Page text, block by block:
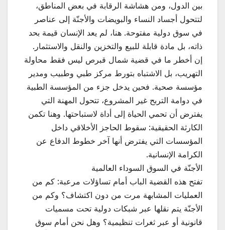
بين الدول، ومن هشاشة الرقابة في بعض المناطق،
لتتحول أجساد النساء والبويضات والأجنّة إلى عناصر
في سوق دولية مفتوحة. هنا، لم يعد الإنسان قيمة بحد
ذاته، بل مادة قابلة للبيع والتخزين والنقل والاستثمار.
إن أخطر ما في قضية شمال قبرص ليس فقط محاولة
التهريب، بل الاشتباه بتورط مركز طبي وطبيب ومدير
مؤسسة صحية. فحين يدخل جزء من المؤسسة الطبية
في دوامة التربح غير المشروع، تتحول المهنة التي
يفترض أن تحمي الحياة إلى أداة لاستباحتها. وهنا تكمن
الكارثة الحقيقية: سقوط الحاجز الأخلاقي داخل
المؤسسات التي يفترض أنها آخر خطوط الدفاع عن
الكرامة الإنسانية.
الأجنّة في السوق السوداء العالمية
تفتح هذه القضية الباب أمام تساؤلات مرعبة: كم من
العمليات المشابهة مرت من دون اكتشاف؟ وكم من
الأجنّة يتم نقلها عبر شبكات دولية تحت مسميات
قانونية أو عبر ثغرات تنظيمية؟ وهل نحن أمام سوق